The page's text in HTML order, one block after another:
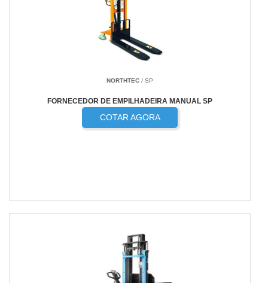
NORTHTEC / SP
FORNECEDOR DE EMPILHADEIRA MANUAL SP
COTAR AGORA